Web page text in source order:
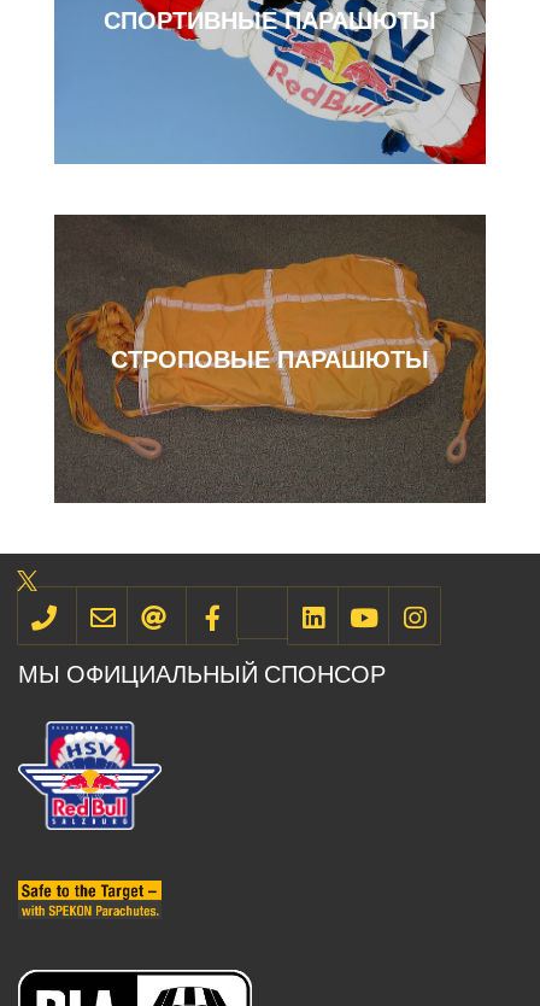
СПОРТИВНЫЕ ПАРАШЮТЫ
СТРОПОВЫЕ ПАРАШЮТЫ
МЫ ОФИЦИАЛЬНЫЙ СПОНСОР